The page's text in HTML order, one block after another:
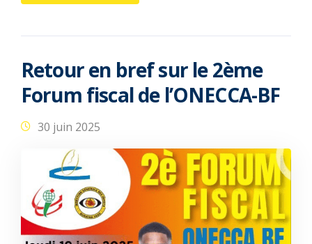
Retour en bref sur le 2ème
Forum fiscal de l’ONECCA-BF
30 juin 2025